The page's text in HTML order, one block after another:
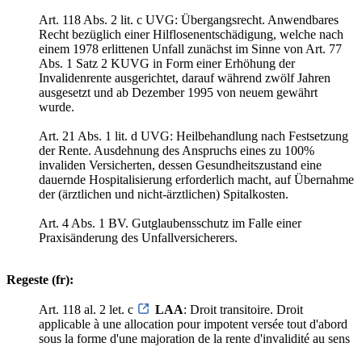
Art. 118 Abs. 2 lit. c UVG: Übergangsrecht. Anwendbares
Recht bezüglich einer Hilflosenentschädigung, welche nach
einem 1978 erlittenen Unfall zunächst im Sinne von Art. 77
Abs. 1 Satz 2 KUVG in Form einer Erhöhung der
Invalidenrente ausgerichtet, darauf während zwölf Jahren
ausgesetzt und ab Dezember 1995 von neuem gewährt
wurde.
Art. 21 Abs. 1 lit. d UVG: Heilbehandlung nach Festsetzung
der Rente. Ausdehnung des Anspruchs eines zu 100%
invaliden Versicherten, dessen Gesundheitszustand eine
dauernde Hospitalisierung erforderlich macht, auf Übernahme
der (ärztlichen und nicht-ärztlichen) Spitalkosten.
Art. 4 Abs. 1 BV. Gutglaubensschutz im Falle einer
Praxisänderung des Unfallversicherers.
Regeste (fr):
Art. 118 al. 2 let. c LAA: Droit transitoire. Droit
applicable à une allocation pour impotent versée tout d'abord
sous la forme d'une majoration de la rente d'invalidité au sens